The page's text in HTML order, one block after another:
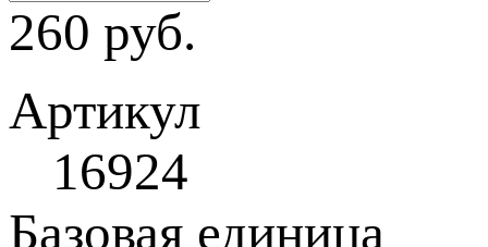
260 руб.
Артикул
16924
Базовая единица